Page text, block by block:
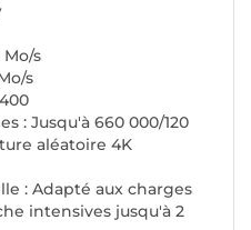
s
s
: Jusqu'à 660 000/120
aléatoire 4K
: Adapté aux charges
intensives jusqu'à 2